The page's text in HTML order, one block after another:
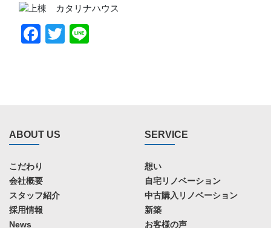
Facebook
Twitter
ABOUT US
こだわり
会社概要
スタッフ紹介
採用情報
News
SERVICE
想い
自宅リノベーション
中古購入リノベーション
新築
お客様の声